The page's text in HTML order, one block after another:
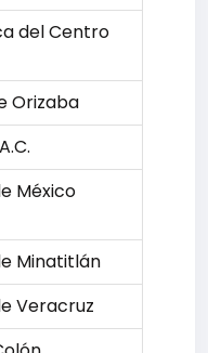
del Centro
Orizaba
México
Minatitlán
Veracruz